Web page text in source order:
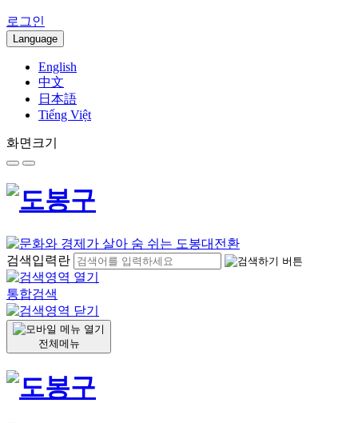
로그인
Language
English
中文
日本語
Tiếng Việt
화면크기
검색입력란
통합검색
전체메뉴